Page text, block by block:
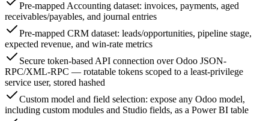
Pre-mapped Accounting dataset: invoices, payments, aged
receivables/payables, and journal entries
Pre-mapped CRM dataset: leads/opportunities, pipeline stage,
expected revenue, and win-rate metrics
Secure token-based API connection over Odoo JSON-
RPC/XML-RPC — rotatable tokens scoped to a least-privilege
service user, stored hashed
Custom model and field selection: expose any Odoo model,
including custom modules and Studio fields, as a Power BI table